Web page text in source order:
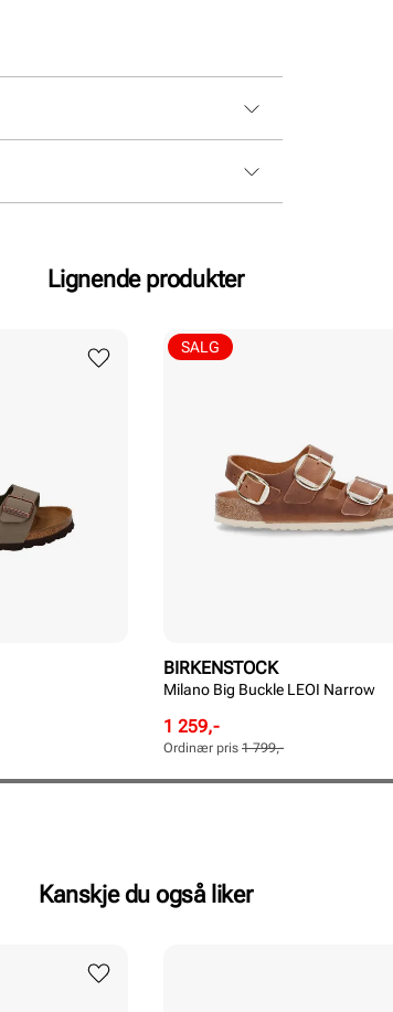
Lignende produkter
BIRKENSTOCK
Milano Big Buckle LEOI Narrow
Rabattert
pris
Pris
1 259,-
Ordinær
pris
Pris
Ordinær pris 1 799,-
SALG
Kanskje du også liker